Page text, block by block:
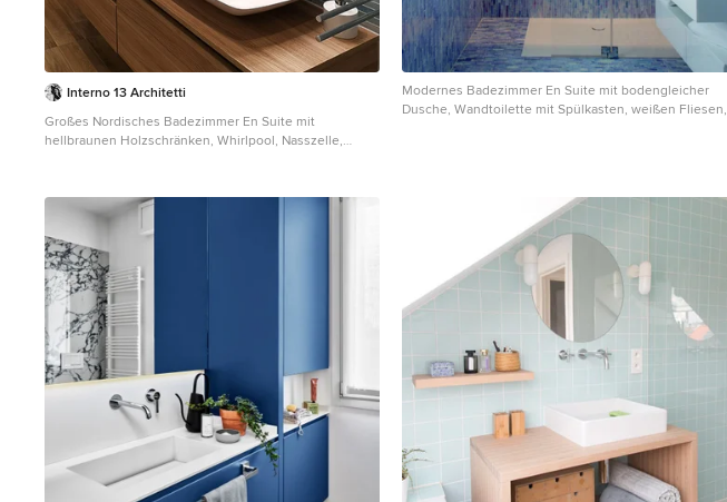
Interno 13 Architetti
Großes Nordisches Badezimmer En Suite mit
hellbraunen Holzschränken, Whirlpool, Nasszelle,
Bodenfliesen, Aufsatzwaschbecken, Waschtisch aus
Holz, braunem Boden, Falttür-Duschabtrennung und
brauner Waschtischplatte in Neapel
Modernes Badezimmer En Suite mit bodengleicher
Dusche, Wandtoilette mit Spülkasten, weißen Fliesen,